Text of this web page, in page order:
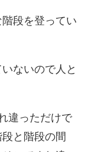
段を登ってい
ないので人と
違っただけで
と階段の間